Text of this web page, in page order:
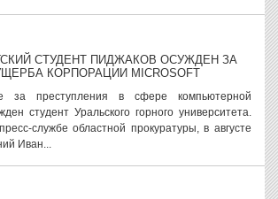
СТУДЕНТ ПИДЖАКОВ ОСУЖДЕН ЗА
КОРПОРАЦИИ MICROSOFT
за преступления в сфере компьютерной
студент Уральского горного университета.
службе областной прокуратуры, в августе
Иван...